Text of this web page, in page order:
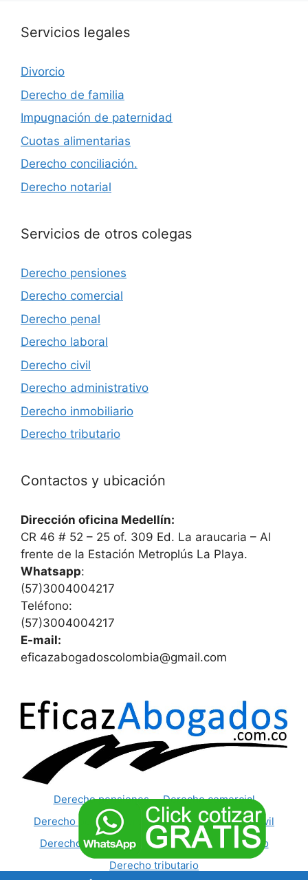
Servicios legales
Divorcio
Derecho de familia
Impugnación de paternidad
Cuotas alimentarias
Derecho conciliación.
Derecho notarial
Servicios de otros colegas
Derecho pensiones
Derecho comercial
Derecho penal
Derecho laboral
Derecho civil
Derecho administrativo
Derecho inmobiliario
Derecho tributario
Contactos y ubicación
Dirección oficina Medellín:
CR 46 # 52 – 25 of. 309 Ed. La araucaria – Al
frente de la Estación Metroplús La Playa.
Whatsapp:
(57)3004004217
Teléfono:
(57)3004004217
E-mail:
eficazabogadoscolombia@gmail.com
Derecho pensiones
Derecho comercial
Derecho penal
Derecho laboral
Derecho civil
Derecho administrativo
Derecho inmobiliario
Derecho tributario